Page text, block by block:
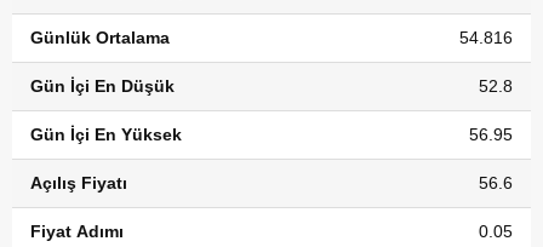
Günlük Ortalama 54.816
Gün İçi En Düşük 52.8
Gün İçi En Yüksek 56.95
Açılış Fiyatı 56.6
Fiyat Adımı 0.05